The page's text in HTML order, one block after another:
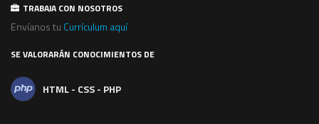
TRABAJA CON NOSOTROS
Envíanos tu Currículum aquí
SE VALORARÁN CONOCIMIENTOS DE
ANDROID - JAVA